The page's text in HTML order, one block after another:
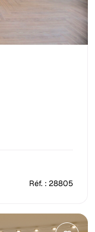
Réf. : 28805